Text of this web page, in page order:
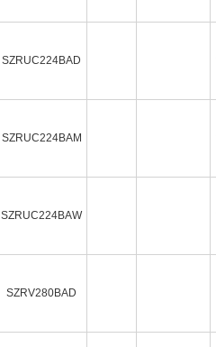
SZRUC224BAD
SZRUC224BAM
SZRUC224BAW
SZRV280BAD